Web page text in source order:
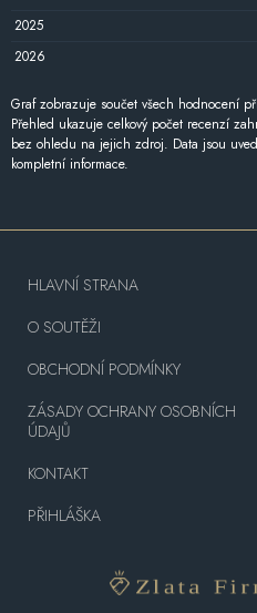
2025
2026
Graf zobrazuje součet všech hodnocení
Přehled ukazuje celkový počet recenzí
bez ohledu na jejich zdroj. Data jsou
kompletní informace.
HLAVNÍ STRANA
O SOUTĚŽI
OBCHODNÍ PODMÍNKY
ZÁSADY OCHRANY OSOBNÍCH
ÚDAJŮ
KONTAKT
PŘIHLÁŠKA